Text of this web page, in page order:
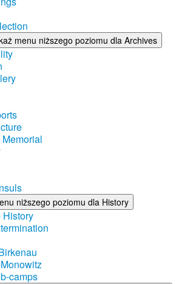
menu niższego poziomu dla Archives
niższego poziomu dla History
History
camps